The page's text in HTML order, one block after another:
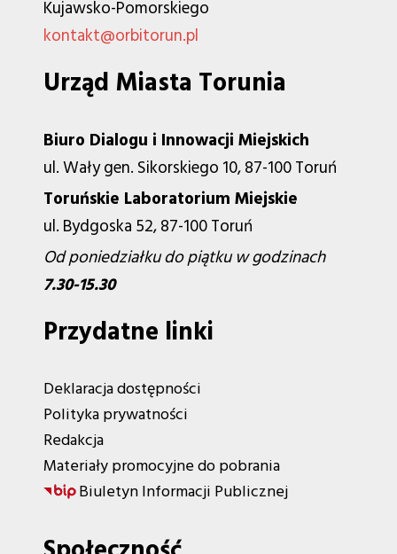
Kujawsko-Pomorskiego
kontakt@orbitorun.pl
Urząd Miasta Torunia
Biuro Dialogu i Innowacji Miejskich
ul. Wały gen. Sikorskiego 10, 87-100 Toruń
Toruńskie Laboratorium Miejskie
ul. Bydgoska 52, 87-100 Toruń
Od poniedziałku do piątku w godzinach
7.30-15.30
Przydatne linki
Deklaracja dostępności
Polityka prywatności
Redakcja
Materiały promocyjne do pobrania
Biuletyn Informacji Publicznej